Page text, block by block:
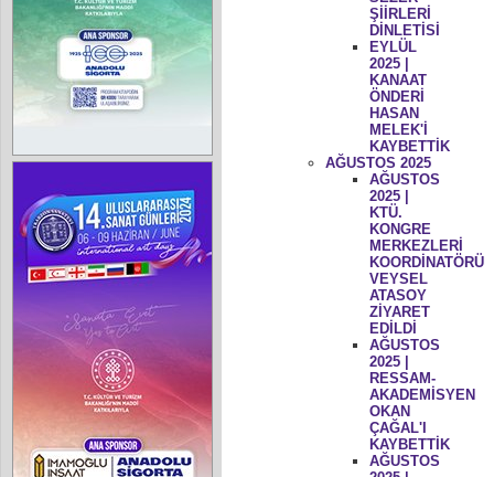
ŞİİRLERİ
DİNLETİSİ
EYLÜL
2025 |
KANAAT
ÖNDERİ
HASAN
MELEK'İ
KAYBETTİK
AĞUSTOS 2025
AĞUSTOS
2025 |
KTÜ.
KONGRE
MERKEZLERİ
KOORDİNATÖRÜ
VEYSEL
ATASOY
ZİYARET
EDİLDİ
AĞUSTOS
2025 |
RESSAM-
AKADEMİSYEN
OKAN
ÇAĞAL'I
KAYBETTİK
AĞUSTOS